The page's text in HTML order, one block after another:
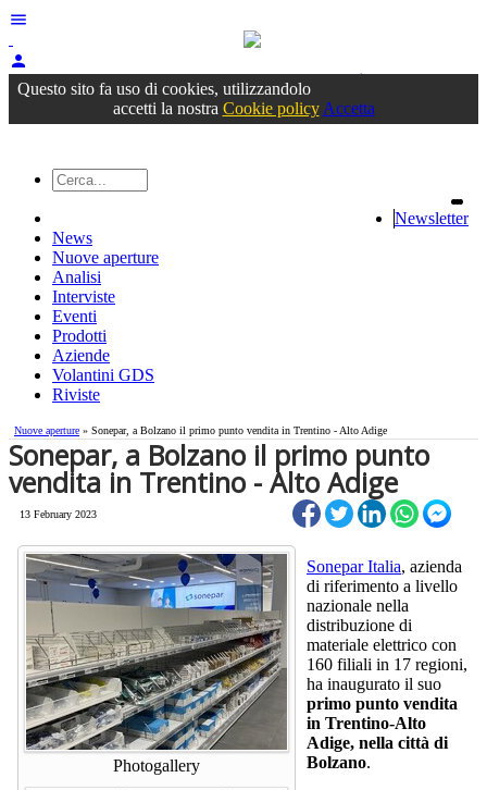
menu
person
Accedioppure registrati
Questo sito fa uso di cookies, utilizzandolo
accetti la nostra Cookie policy Accetta
Newsletter
News
Nuove aperture
Analisi
Interviste
Eventi
Prodotti
Aziende
Volantini GDS
Riviste
Nuove aperture » Sonepar, a Bolzano il primo punto vendita in Trentino - Alto Adige
Sonepar, a Bolzano il primo punto
vendita in Trentino - Alto Adige
13 February 2023
Photogallery
Sonepar Italia, azienda
di riferimento a livello
nazionale nella
distribuzione di
materiale elettrico con
160 filiali in 17 regioni,
ha inaugurato il suo
primo punto vendita
in Trentino-Alto
Adige, nella città di
Bolzano.